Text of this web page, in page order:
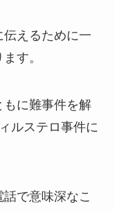
えるために一
す。
に難事件を解
ルステロ事件に
で意味深なこ